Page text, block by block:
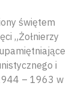
świętem
„Żołnierzy
i
– 1963 w